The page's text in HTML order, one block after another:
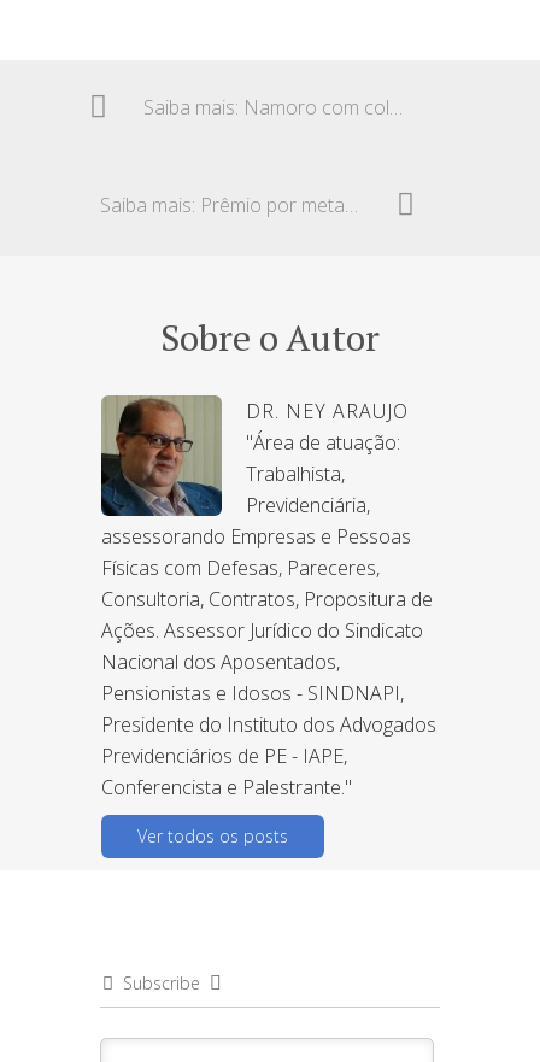
Saiba mais: Namoro com colega da empresa – Punição
Saiba mais: Prêmio por metas – Horas extras.
Sobre o Autor
DR. NEY ARAUJO
"Área de atuação:
Trabalhista,
Previdenciária,
assessorando Empresas e Pessoas
Físicas com Defesas, Pareceres,
Consultoria, Contratos, Propositura de
Ações. Assessor Jurídico do Sindicato
Nacional dos Aposentados,
Pensionistas e Idosos - SINDNAPI,
Presidente do Instituto dos Advogados
Previdenciários de PE - IAPE,
Conferencista e Palestrante."
Ver todos os posts
Subscribe